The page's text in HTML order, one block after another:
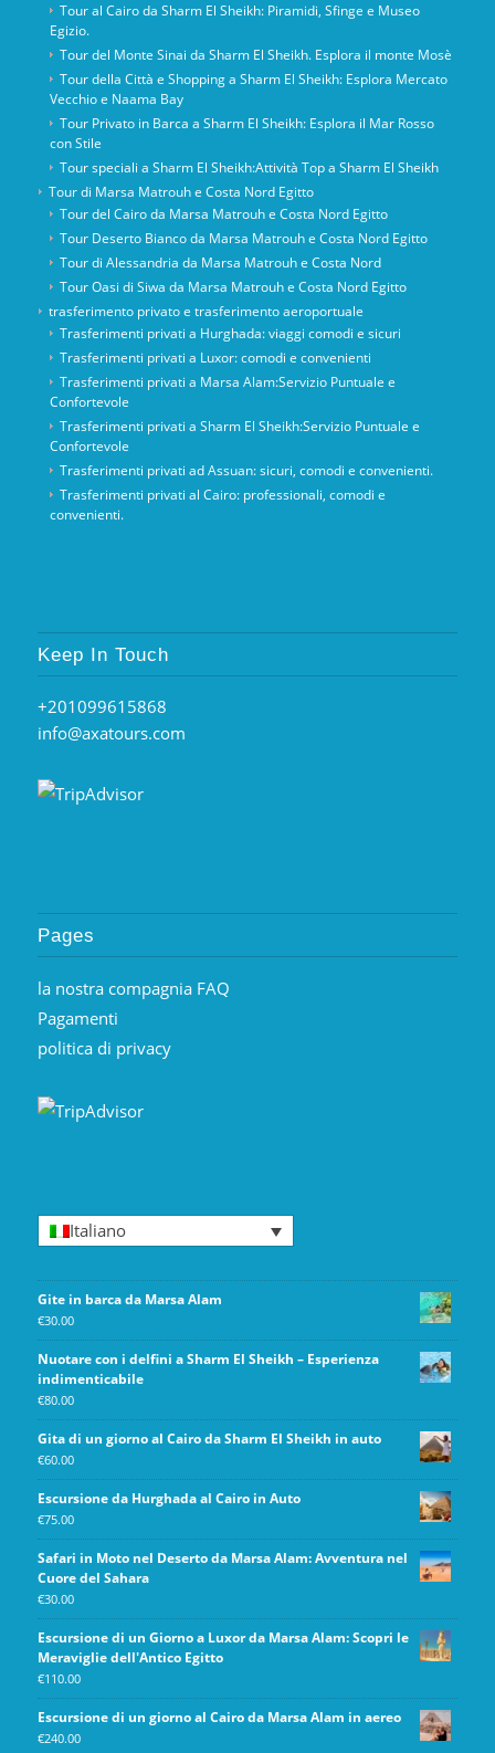
Tour al Cairo da Sharm El Sheikh: Piramidi, Sfinge e Museo
Egizio.
Tour del Monte Sinai da Sharm El Sheikh. Esplora il monte Mosè
Tour della Città e Shopping a Sharm El Sheikh: Esplora Mercato
Vecchio e Naama Bay
Tour Privato in Barca a Sharm El Sheikh: Esplora il Mar Rosso
con Stile
Tour speciali a Sharm El Sheikh:Attività Top a Sharm El Sheikh
Tour di Marsa Matrouh e Costa Nord Egitto
Tour del Cairo da Marsa Matrouh e Costa Nord Egitto
Tour Deserto Bianco da Marsa Matrouh e Costa Nord Egitto
Tour di Alessandria da Marsa Matrouh e Costa Nord
Tour Oasi di Siwa da Marsa Matrouh e Costa Nord Egitto
trasferimento privato e trasferimento aeroportuale
Trasferimenti privati ​​a Hurghada: viaggi comodi e sicuri
Trasferimenti privati ​​a Luxor: comodi e convenienti
Trasferimenti privati ​​a Marsa Alam:Servizio Puntuale e
Confortevole
Trasferimenti privati ​​a Sharm El Sheikh:Servizio Puntuale e
Confortevole
Trasferimenti privati ​​ad Assuan: sicuri, comodi e convenienti.
Trasferimenti privati ​​al Cairo: professionali, comodi e
convenienti.
Keep In Touch
+201099615868
info@axatours.com
Pages
la nostra compagnia FAQ
Pagamenti
politica di privacy
Italiano
Gite in barca da Marsa Alam
€30.00
Nuotare con i delfini a Sharm El Sheikh – Esperienza
indimenticabile
€80.00
Gita di un giorno al Cairo da Sharm El Sheikh in auto
€60.00
Escursione da Hurghada al Cairo in Auto
€75.00
Safari in Moto nel Deserto da Marsa Alam: Avventura nel
Cuore del Sahara
€30.00
Escursione di un Giorno a Luxor da Marsa Alam: Scopri le
Meraviglie dell'Antico Egitto
€110.00
Escursione di un giorno al Cairo da Marsa Alam in aereo
€240.00